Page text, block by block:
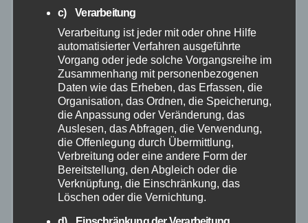
November 2025
Oktober 2025
September 2025
August 2025
Juli 2025
Juni 2025
c) Verarbeitung
Verarbeitung ist jeder mit oder ohne Hilfe
automatisierter Verfahren ausgeführte
Vorgang oder jede solche Vorgangsreihe im
Zusammenhang mit personenbezogenen
Daten wie das Erheben, das Erfassen, die
Organisation, das Ordnen, die Speicherung,
die Anpassung oder Veränderung, das
Auslesen, das Abfragen, die Verwendung,
die Offenlegung durch Übermittlung,
Verbreitung oder eine andere Form der
Bereitstellung, den Abgleich oder die
Verknüpfung, die Einschränkung, das
Löschen oder die Vernichtung.